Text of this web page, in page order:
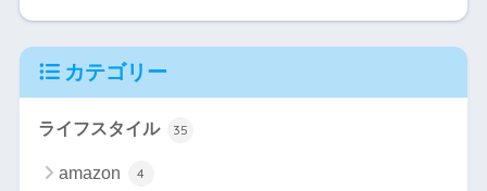
カテゴリー
ライフスタイル 35
amazon 4